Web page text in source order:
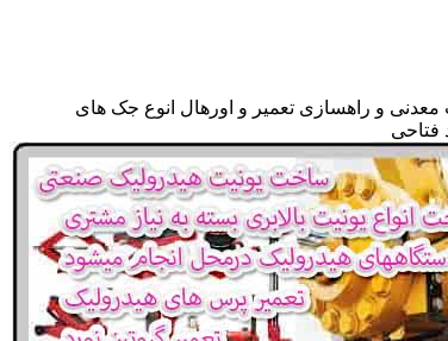
معدنی و راهسازی تعمیر و اورهال انوع جک های